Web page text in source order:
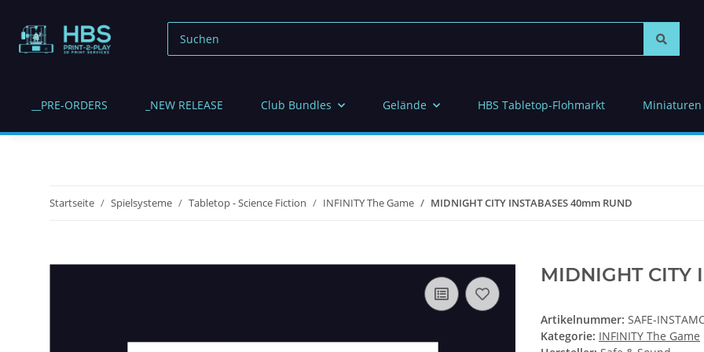
__PRE-ORDERS _NEW RELEASE Club Bundles Gelände HBS Tabletop-Flohmarkt Miniaturen
Startseite Spielsysteme Tabletop - Science Fiction INFINITY The Game MIDNIGHT CITY INSTABASES 40mm RUND
MIDNIGHT CITY
Artikelnummer: SAFE-
Kategorie: INFINITY The Game